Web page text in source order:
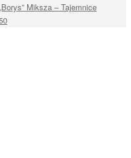
Miksza – Tajemnice